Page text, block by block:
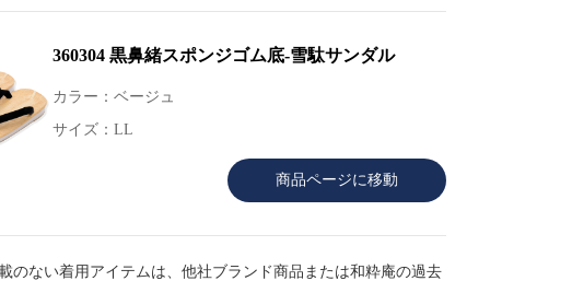
360304 黒鼻緒スポンジゴム底-雪駄サンダル
カラー：ベージュ
サイズ：LL
商品ページに移動
のない着用アイテムは、他社ブランド商品または和粋庵の過去